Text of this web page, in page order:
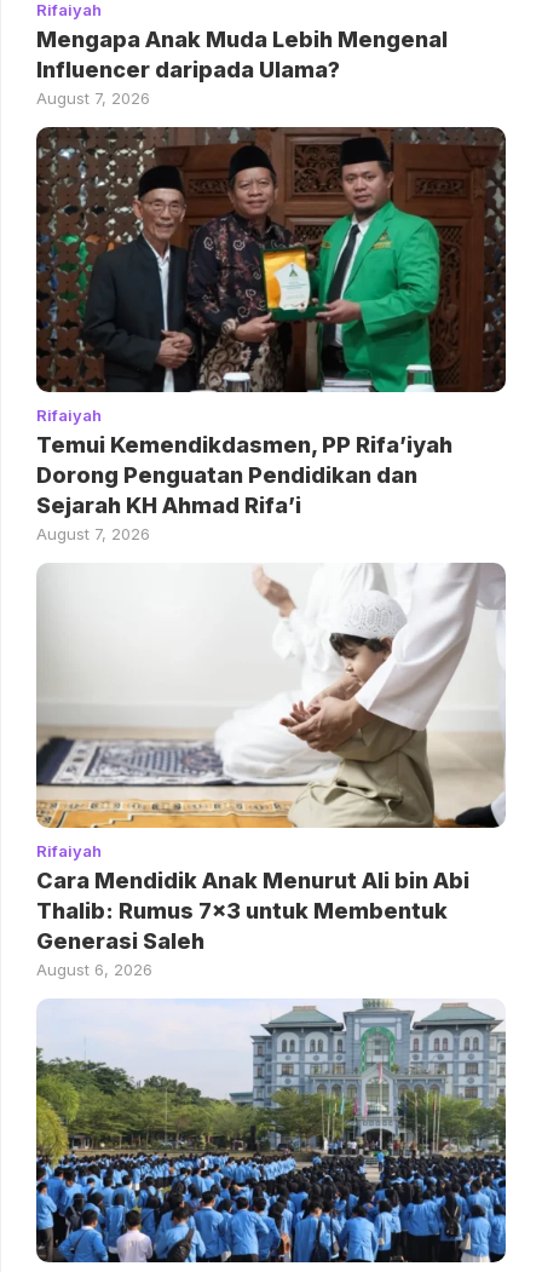
Rifaiyah
Mengapa Anak Muda Lebih Mengenal
Influencer daripada Ulama?
August 7, 2026
Rifaiyah
Temui Kemendikdasmen, PP Rifa’iyah
Dorong Penguatan Pendidikan dan
Sejarah KH Ahmad Rifa’i
August 7, 2026
Rifaiyah
Cara Mendidik Anak Menurut Ali bin Abi
Thalib: Rumus 7×3 untuk Membentuk
Generasi Saleh
August 6, 2026